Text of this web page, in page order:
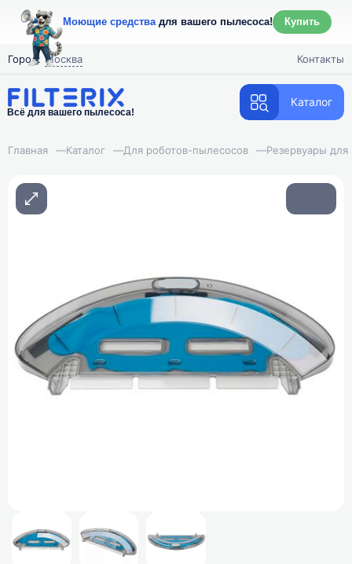
Моющие средствадля вашего пылесоса! Купить
Город: Москва Контакты
Всё для вашего пылесоса!
Каталог
Главная —Каталог —Для роботов-пылесосов —Резервуары